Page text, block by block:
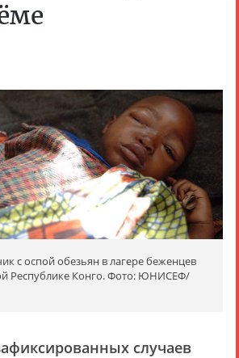
с оспой обезьян в лагере беженцев
Республике Конго. Фото: ЮНИСЕФ/
случаев